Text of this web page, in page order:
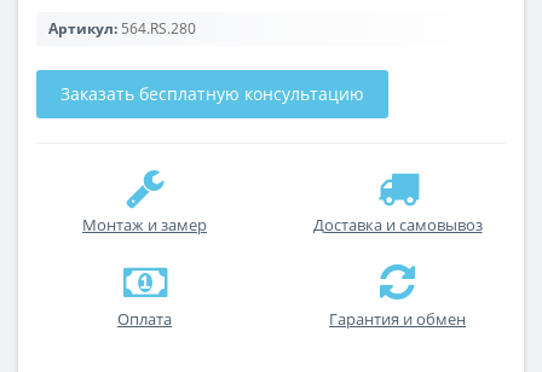
Артикул: 564.RS.280
Заказать бесплатную консультацию
Монтаж и замер Доставка и самовывоз
Оплата Гарантия и обмен